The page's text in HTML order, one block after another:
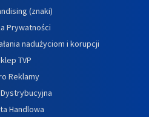
(znaki)
Prywatności
nadużyciom i korupcji
TVP
Reklamy
Handlowa